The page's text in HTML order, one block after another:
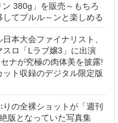
380g」を販売～もちろ
てプルル～ンと楽しめる
本大会ファイナリスト、
ロ「Lラブ嬢3」に出演
ナが究極の肉体美を披露!
ト収録のデジタル限定版
の全裸ショットが「週刊
版となっていた写真集